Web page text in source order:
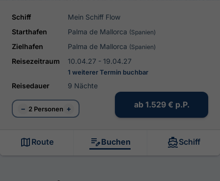
Schiff
Mein Schiff Flow
Starthafen
Palma de Mallorca (Spanien)
Zielhafen Palma de Mallorca (Spanien)
Reisezeitraum 10.04.27 - 19.04.27
1 weiterer Termin buchbar
Reisedauer 9 Nächte
− 2 Personen + ab 1.529 € p.P.
Route Buchen Schiff